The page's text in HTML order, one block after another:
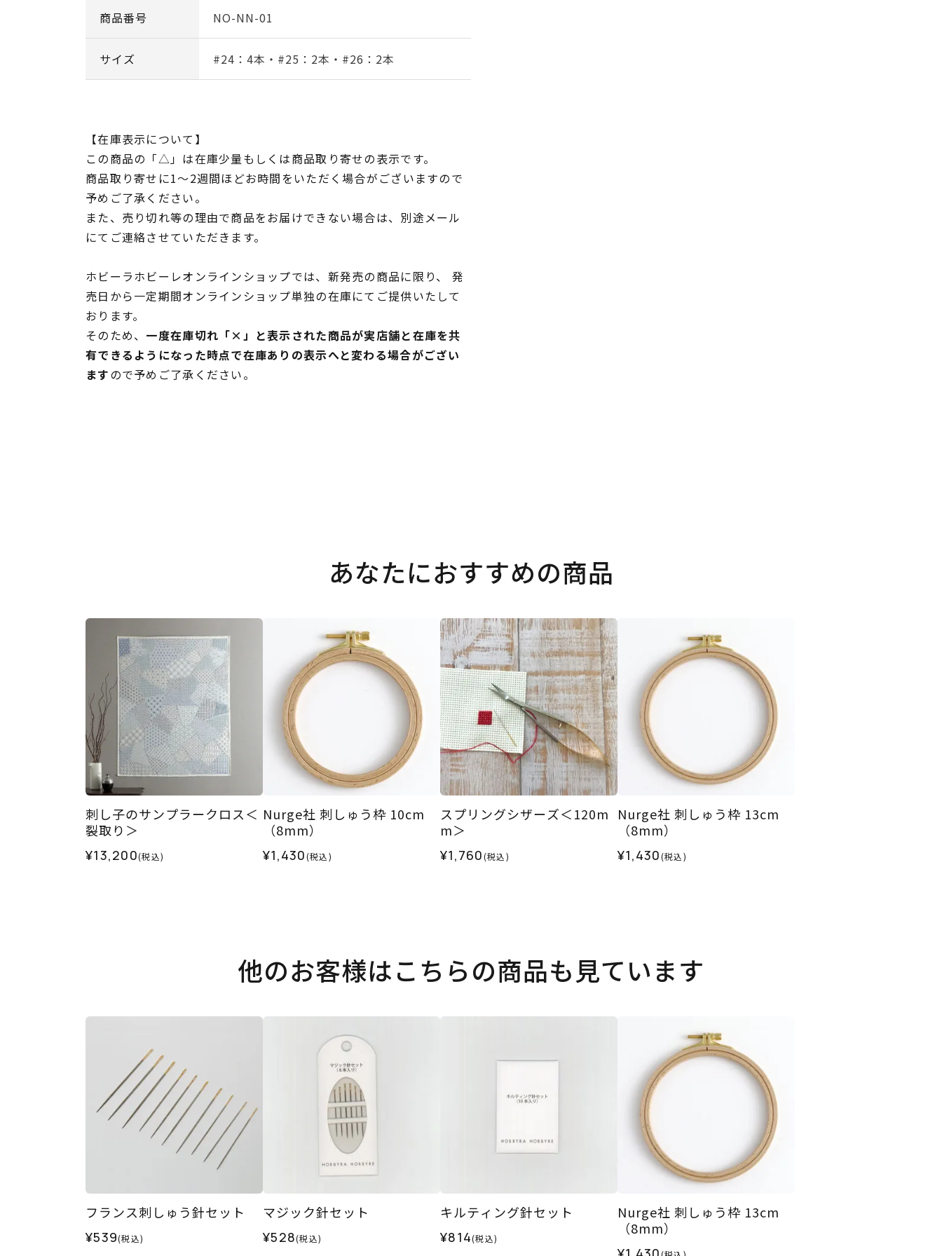
商品番号 NO-NN-01
サイズ #24：4本・#25：2本・#26：2本
【在庫表示について】
この商品の「△」は在庫少量もしくは商品取り寄せの表示です。
商品取り寄せに1～2週間ほどお時間をいただく場合がございますので
予めご了承ください。
また、売り切れ等の理由で商品をお届けできない場合は、別途メール
にてご連絡させていただきます。
ホビーラホビーレオンラインショップでは、新発売の商品に限り、 発
売日から一定期間オンラインショップ単独の在庫にてご提供いたして
おります。
そのため、 一度在庫切れ「×」と表示された商品が実店舗と在庫を共
有できるようになった時点で在庫ありの表示へと変わる場合がござい
ますので予めご了承ください。
あなたにおすすめの商品
刺し子のサンプラークロス＜
裂取り＞
¥13,200(税込)
Nurge社 刺しゅう枠 10cm
（8mm）
¥1,430(税込)
スプリングシザーズ＜120m
m＞
¥1,760(税込)
Nurge社 刺しゅう枠 13cm
（8mm）
¥1,430(税込)
他のお客様はこちらの商品も見ています
フランス刺しゅう針セット
¥539(税込)
マジック針セット
¥528(税込)
キルティング針セット
¥814(税込)
Nurge社 刺しゅう枠 13cm
（8mm）